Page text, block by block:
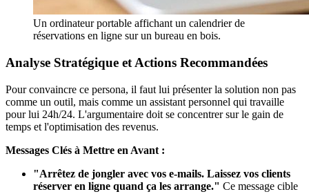
Un ordinateur portable affichant un calendrier de
réservations en ligne sur un bureau en bois.
Analyse Stratégique et Actions Recommandées
Pour convaincre ce persona, il faut lui présenter la solution non pas
comme un outil, mais comme un assistant personnel qui travaille
pour lui 24h/24. L'argumentaire doit se concentrer sur le gain de
temps et l'optimisation des revenus.
Messages Clés à Mettre en Avant :
"Arrêtez de jongler avec vos e-mails. Laissez vos clients
réserver en ligne quand ça les arrange." Ce message cible